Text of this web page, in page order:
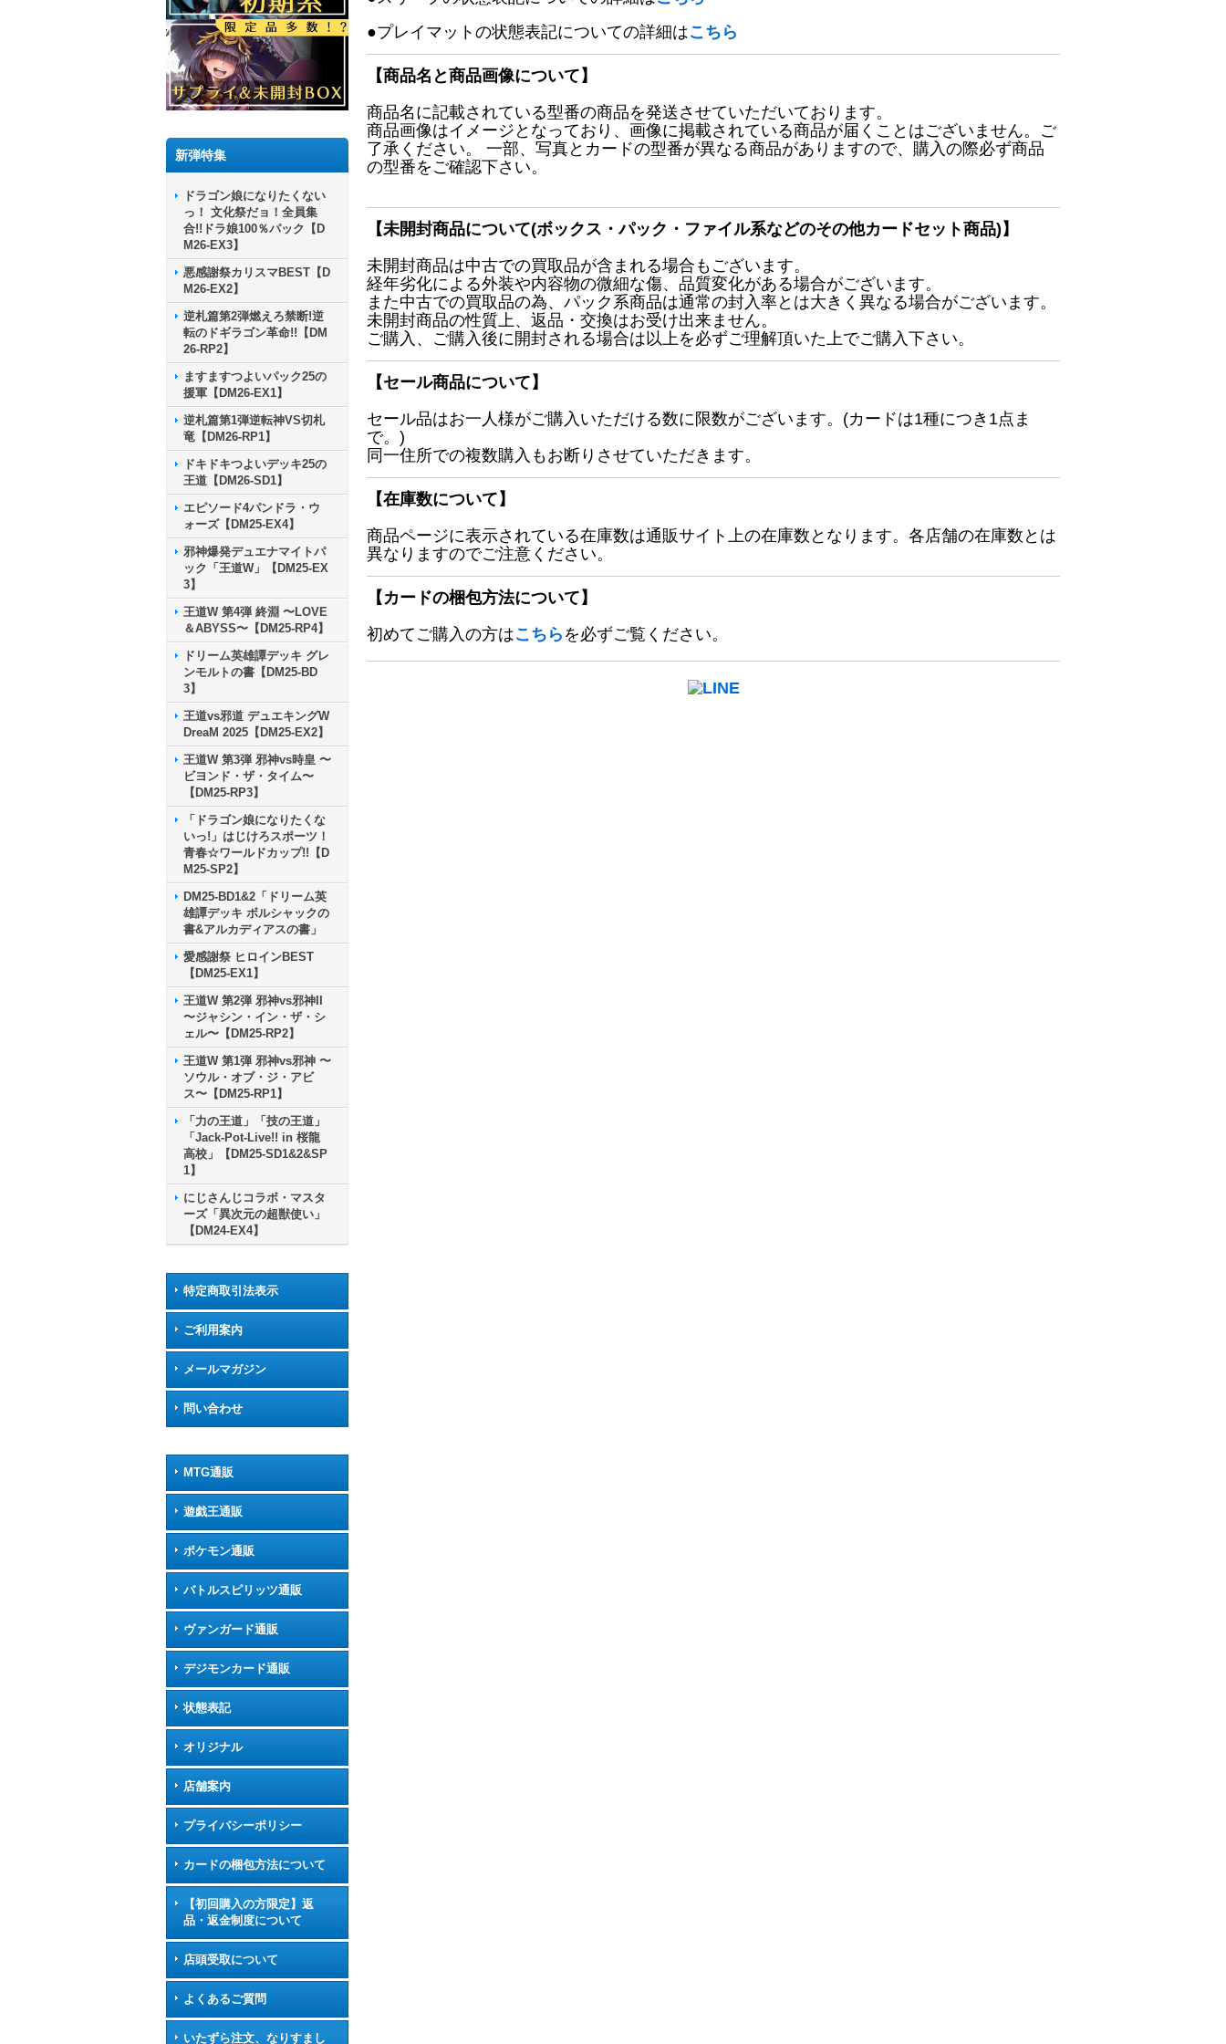
新弾特集
ドラゴン娘になりたくない
っ！ 文化祭だョ！全員集
合!!ドラ娘100％パック【D
M26-EX3】
悪感謝祭カリスマBEST【D
M26-EX2】
逆札篇第2弾燃えろ禁断!逆
転のドギラゴン革命!!【DM
26-RP2】
ますますつよいパック25の
援軍【DM26-EX1】
逆札篇第1弾逆転神VS切札
竜【DM26-RP1】
ドキドキつよいデッキ25の
王道【DM26-SD1】
エピソード4パンドラ・ウ
ォーズ【DM25-EX4】
邪神爆発デュエナマイトパ
ック「王道W」【DM25-EX
3】
王道W 第4弾 終淵 〜LOVE
＆ABYSS〜【DM25-RP4】
ドリーム英雄譚デッキ グレ
ンモルトの書【DM25-BD
3】
王道vs邪道 デュエキングW
DreaM 2025【DM25-EX2】
王道W 第3弾 邪神vs時皇 〜
ビヨンド・ザ・タイム〜
【DM25-RP3】
「ドラゴン娘になりたくな
いっ!」はじけろスポーツ！
青春☆ワールドカップ!!【D
M25-SP2】
DM25-BD1&2「ドリーム英
雄譚デッキ ボルシャックの
書&アルカディアスの書」
愛感謝祭 ヒロインBEST
【DM25-EX1】
王道W 第2弾 邪神vs邪神II
〜ジャシン・イン・ザ・シ
ェル〜【DM25-RP2】
王道W 第1弾 邪神vs邪神 〜
ソウル・オブ・ジ・アビ
ス〜【DM25-RP1】
「力の王道」「技の王道」
「Jack-Pot-Live!! in 桜龍
高校」【DM25-SD1&2&SP
1】
にじさんじコラボ・マスタ
ーズ「異次元の超獣使い」
【DM24-EX4】
特定商取引法表示
ご利用案内
メールマガジン
問い合わせ
MTG通販
遊戯王通販
ポケモン通販
バトルスピリッツ通販
ヴァンガード通販
デジモンカード通販
状態表記
オリジナル
店舗案内
プライバシーポリシー
カードの梱包方法について
【初回購入の方限定】返
品・返金制度について
店頭受取について
よくあるご質問
いたずら注文、なりすまし
●プレイマットの状態表記についての詳細はこちら
【商品名と商品画像について】
商品名に記載されている型番の商品を発送させていただいております。
商品画像はイメージとなっており、画像に掲載されている商品が届くことはございません。ご
了承ください。 一部、写真とカードの型番が異なる商品がありますので、購入の際必ず商品
の型番をご確認下さい。
【未開封商品について(ボックス・パック・ファイル系などのその他カードセット商品)】
未開封商品は中古での買取品が含まれる場合もございます。
経年劣化による外装や内容物の微細な傷、品質変化がある場合がございます。
また中古での買取品の為、パック系商品は通常の封入率とは大きく異なる場合がございます。
未開封商品の性質上、返品・交換はお受け出来ません。
ご購入、ご購入後に開封される場合は以上を必ずご理解頂いた上でご購入下さい。
【セール商品について】
セール品はお一人様がご購入いただける数に限数がございます。(カードは1種につき1点ま
で。)
同一住所での複数購入もお断りさせていただきます。
【在庫数について】
商品ページに表示されている在庫数は通販サイト上の在庫数となります。各店舗の在庫数とは
異なりますのでご注意ください。
【カードの梱包方法について】
初めてご購入の方はこちら を必ずご覧ください。